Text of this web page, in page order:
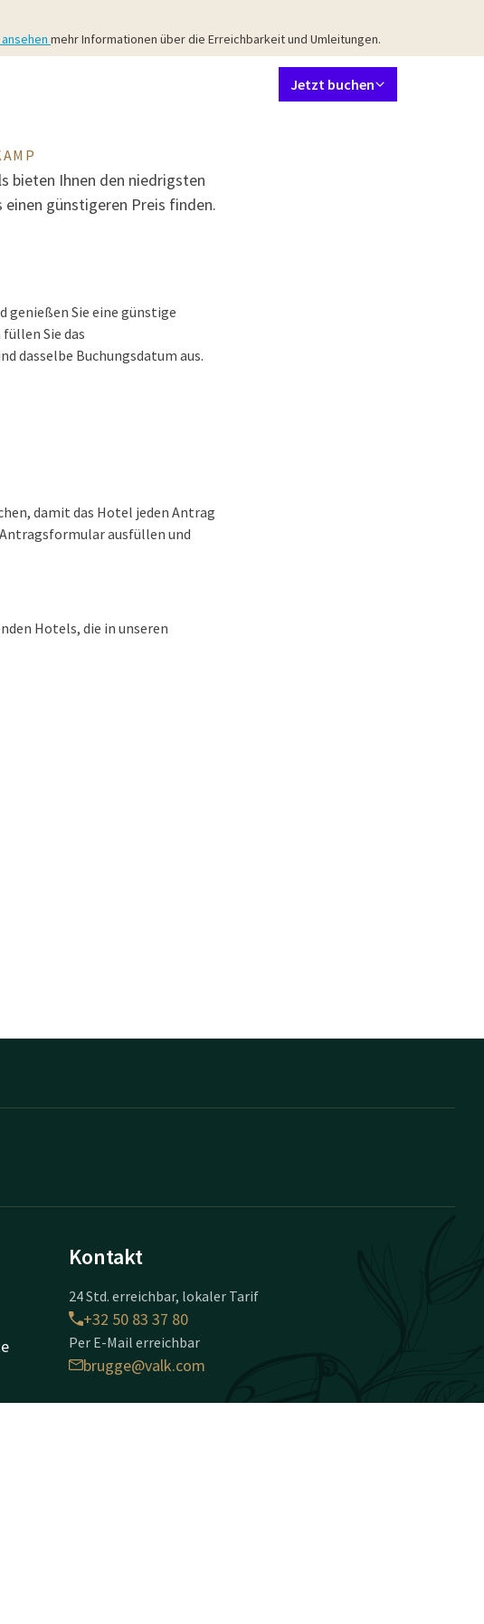
mehr Informationen über die Erreichbarkeit und Umleitungen.
Sprache einstellen
Jetzt buchen
& Suiten
bieten Ihnen den niedrigsten
günstigeren Preis finden.
genießen Sie eine günstige
Sie das
dasselbe Buchungsdatum aus.
damit das Hotel jeden Antrag
ausfüllen und
Hotels, die in unseren
Kontakt
24 Std. erreichbar, lokaler Tarif
+32 50 83 37 80
Per E-Mail erreichbar
brugge@valk.com